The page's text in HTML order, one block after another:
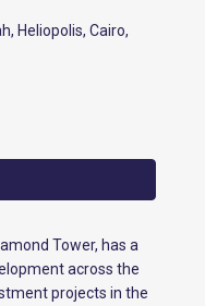
Heliopolis, Cairo,
Tower, has a
across the
projects in the